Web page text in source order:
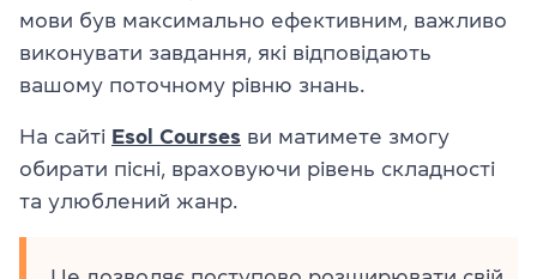
мови був максимально ефективним, важливо
виконувати завдання, які відповідають
вашому поточному рівню знань.
На сайті Esol Courses ви матимете змогу
обирати пісні, враховуючи рівень складності
та улюблений жанр.